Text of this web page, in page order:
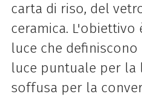
carta di riso, del
ceramica. L'obiettivo
luce che
luce puntuale per la
soffusa per la